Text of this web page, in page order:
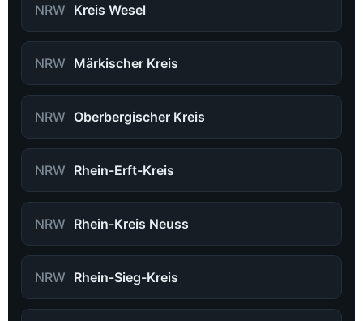
NRW Kreis Wesel
NRW Märkischer Kreis
NRW Oberbergischer Kreis
NRW Rhein-Erft-Kreis
NRW Rhein-Kreis Neuss
NRW Rhein-Sieg-Kreis